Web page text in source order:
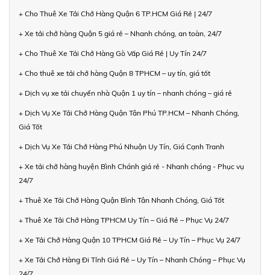
+ Cho Thuê Xe Tải Chở Hàng Quận 6 TP.HCM Giá Rẻ | 24/7
+ Xe tải chở hàng Quận 5 giá rẻ – Nhanh chóng, an toàn, 24/7
+ Cho Thuê Xe Tải Chở Hàng Gò Vấp Giá Rẻ | Uy Tín 24/7
+ Cho thuê xe tải chở hàng Quận 8 TPHCM – uy tín, giá tốt
+ Dịch vụ xe tải chuyển nhà Quận 1 uy tín – nhanh chóng – giá rẻ
+ Dịch Vụ Xe Tải Chở Hàng Quận Tân Phú TP.HCM – Nhanh Chóng,
Giá Tốt
+ Dịch Vụ Xe Tải Chở Hàng Phú Nhuận Uy Tín, Giá Cạnh Tranh
+ Xe tải chở hàng huyện Bình Chánh giá rẻ - Nhanh chóng - Phục vụ
24/7
+ Thuê Xe Tải Chở Hàng Quận Bình Tân Nhanh Chóng, Giá Tốt
+ Thuê Xe Tải Chở Hàng TPHCM Uy Tín – Giá Rẻ – Phục Vụ 24/7
+ Xe Tải Chở Hàng Quận 10 TPHCM Giá Rẻ – Uy Tín – Phục Vụ 24/7
+ Xe Tải Chở Hàng Đi Tỉnh Giá Rẻ – Uy Tín – Nhanh Chóng – Phục Vụ